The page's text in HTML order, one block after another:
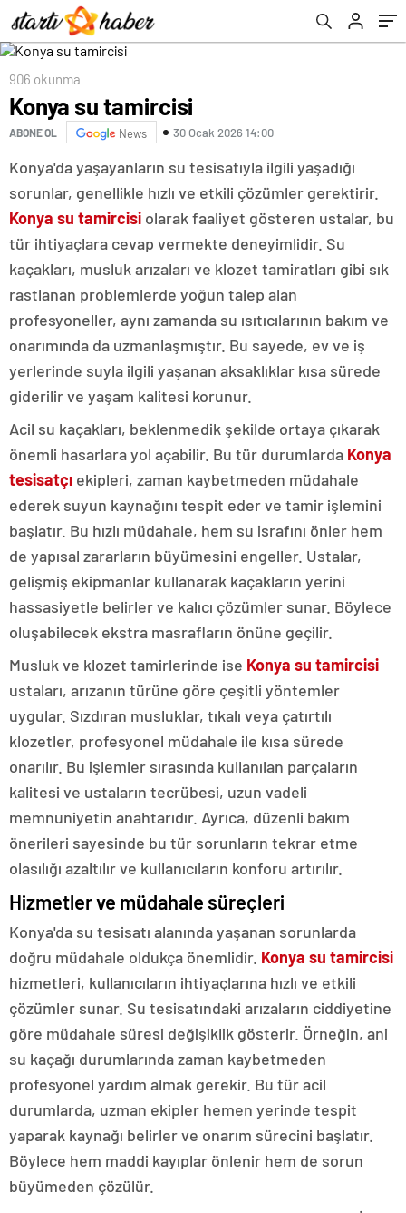
906 okunma
Konya su tamircisi
ABONE OL News 30 Ocak 2026 14:00
Konya'da yaşayanların su tesisatıyla ilgili yaşadığı
sorunlar, genellikle hızlı ve etkili çözümler gerektirir.
Konya su tamircisi olarak faaliyet gösteren ustalar, bu
tür ihtiyaçlara cevap vermekte deneyimlidir. Su
kaçakları, musluk arızaları ve klozet tamiratları gibi sık
rastlanan problemlerde yoğun talep alan
profesyoneller, aynı zamanda su ısıtıcılarının bakım ve
onarımında da uzmanlaşmıştır. Bu sayede, ev ve iş
yerlerinde suyla ilgili yaşanan aksaklıklar kısa sürede
giderilir ve yaşam kalitesi korunur.
Acil su kaçakları, beklenmedik şekilde ortaya çıkarak
önemli hasarlara yol açabilir. Bu tür durumlarda Konya
tesisatçı ekipleri, zaman kaybetmeden müdahale
ederek suyun kaynağını tespit eder ve tamir işlemini
başlatır. Bu hızlı müdahale, hem su israfını önler hem
de yapısal zararların büyümesini engeller. Ustalar,
gelişmiş ekipmanlar kullanarak kaçakların yerini
hassasiyetle belirler ve kalıcı çözümler sunar. Böylece
oluşabilecek ekstra masrafların önüne geçilir.
Musluk ve klozet tamirlerinde ise Konya su tamircisi
ustaları, arızanın türüne göre çeşitli yöntemler
uygular. Sızdıran musluklar, tıkalı veya çatırtılı
klozetler, profesyonel müdahale ile kısa sürede
onarılır. Bu işlemler sırasında kullanılan parçaların
kalitesi ve ustaların tecrübesi, uzun vadeli
memnuniyetin anahtarıdır. Ayrıca, düzenli bakım
önerileri sayesinde bu tür sorunların tekrar etme
olasılığı azaltılır ve kullanıcıların konforu artırılır.
Hizmetler ve müdahale süreçleri
Konya'da su tesisatı alanında yaşanan sorunlarda
doğru müdahale oldukça önemlidir. Konya su tamircisi
hizmetleri, kullanıcıların ihtiyaçlarına hızlı ve etkili
çözümler sunar. Su tesisatındaki arızaların ciddiyetine
göre müdahale süresi değişiklik gösterir. Örneğin, ani
su kaçağı durumlarında zaman kaybetmeden
profesyonel yardım almak gerekir. Bu tür acil
durumlarda, uzman ekipler hemen yerinde tespit
yaparak kaynağı belirler ve onarım sürecini başlatır.
Böylece hem maddi kayıplar önlenir hem de sorun
büyümeden çözülür.